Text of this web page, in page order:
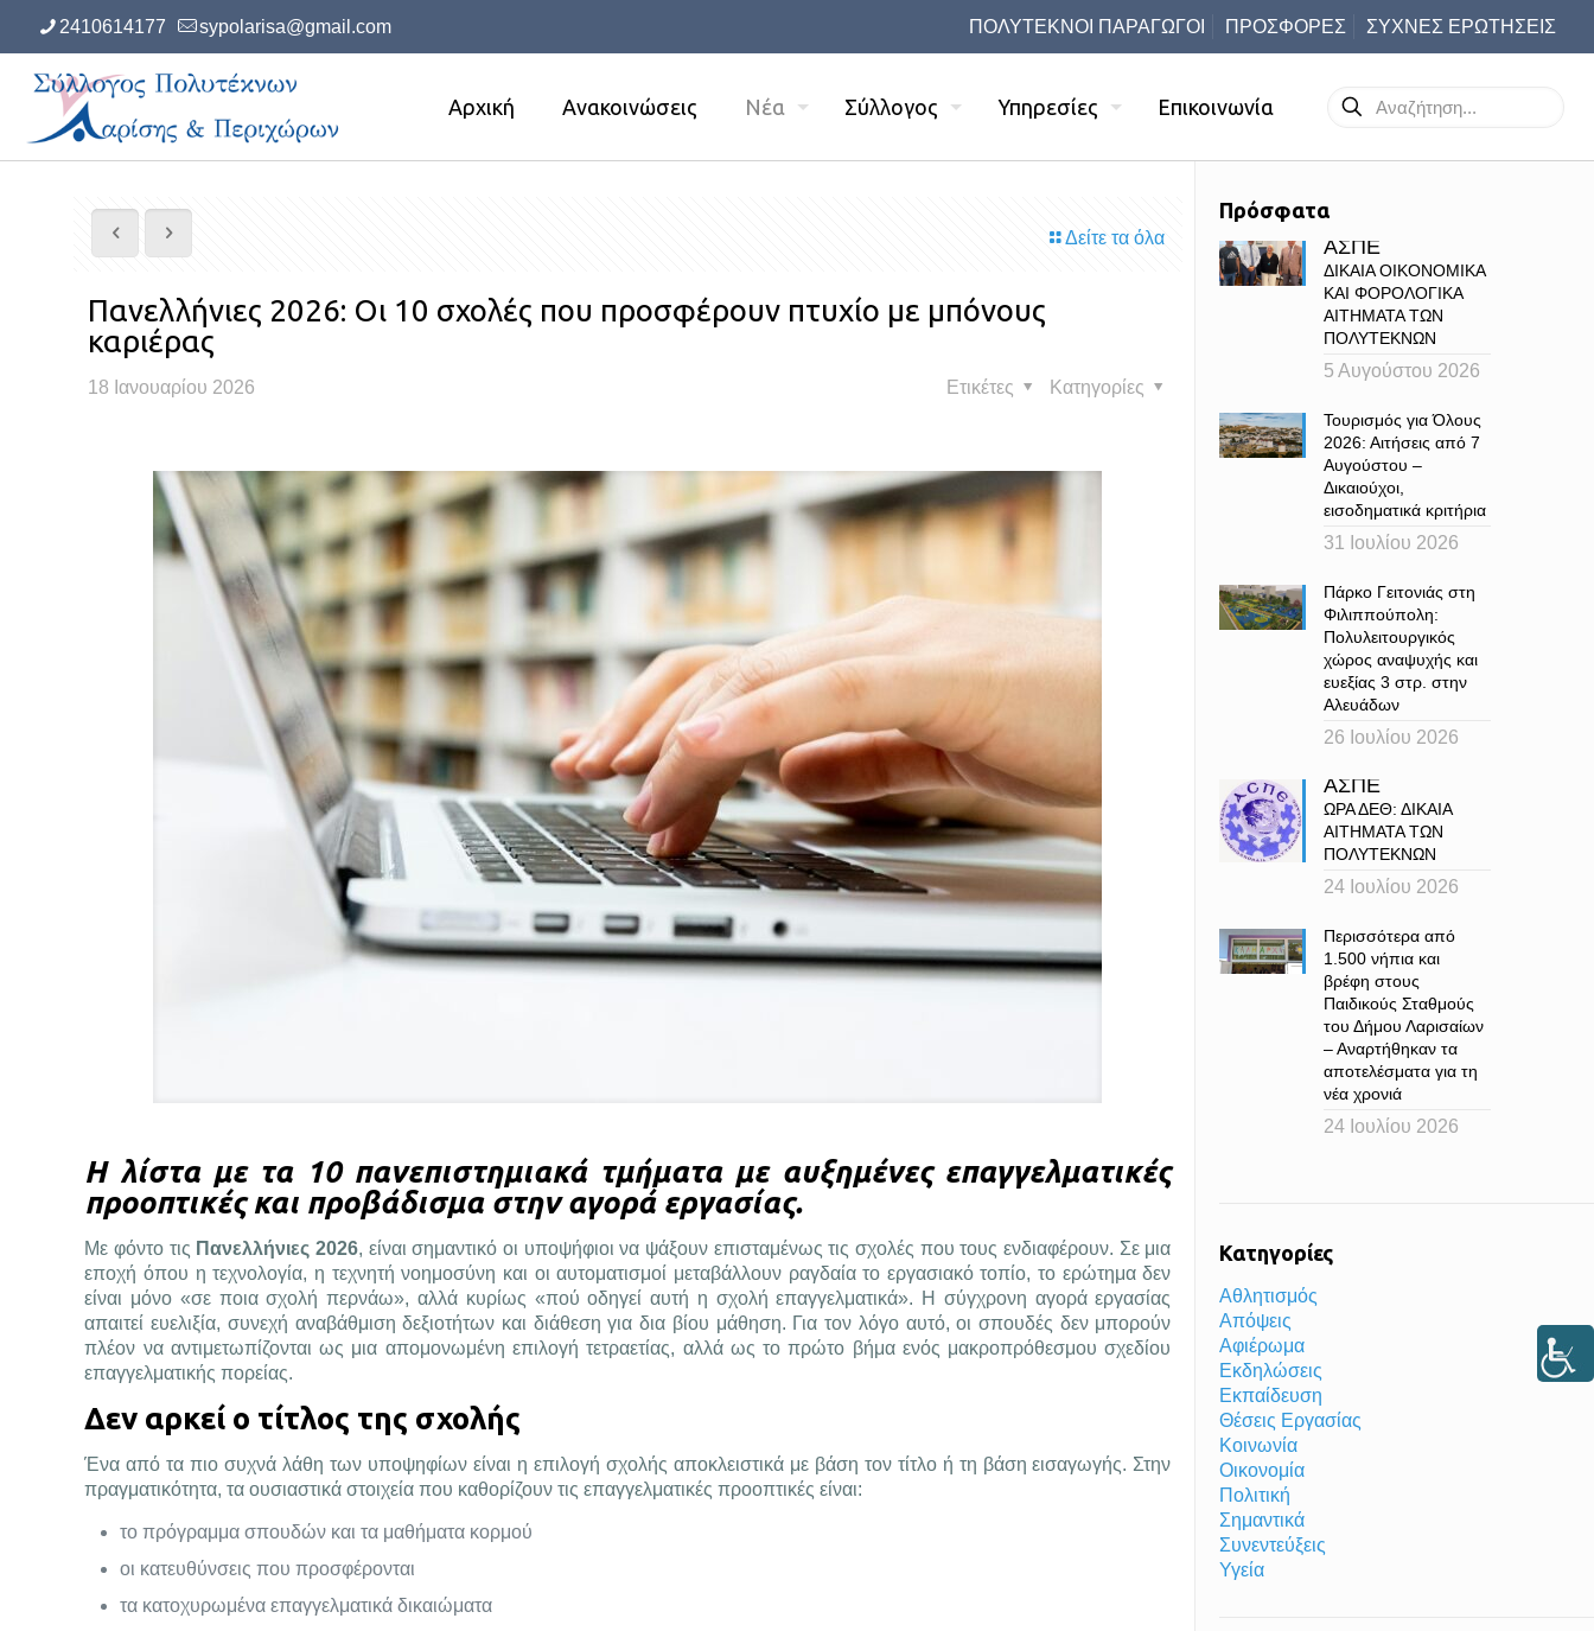
2410614177 sypolarisa@gmail.com ΠΟΛΥΤΕΚΝΟΙ ΠΑΡΑΓΩΓΟΙ ΠΡΟΣΦΟΡΕΣ ΣΥΧΝΕΣ ΕΡΩΤΗΣΕΙΣ
Αρχική Ανακοινώσεις Νέα Σύλλογος Υπηρεσίες Επικοινωνία
Δείτε τα όλα
Πανελλήνιες 2026: Οι 10 σχολές που προσφέρουν πτυχίο με μπόνους
καριέρας
18 Ιανουαρίου 2026 Κατηγορίες
Ετικέτες
Η λίστα με τα 10 πανεπιστημιακά τμήματα με αυξημένες επαγγελματικές
προοπτικές και προβάδισμα στην αγορά εργασίας.
Με φόντο τις Πανελλήνιες 2026, είναι σημαντικό οι υποψήφιοι να ψάξουν επισταμένως τις σχολές που τους ενδιαφέρουν. Σε μια
εποχή όπου η τεχνολογία, η τεχνητή νοημοσύνη και οι αυτοματισμοί μεταβάλλουν ραγδαία το εργασιακό τοπίο, το ερώτημα δεν
είναι μόνο «σε ποια σχολή περνάω», αλλά κυρίως «πού οδηγεί αυτή η σχολή επαγγελματικά». Η σύγχρονη αγορά εργασίας
απαιτεί ευελιξία, συνεχή αναβάθμιση δεξιοτήτων και διάθεση για δια βίου μάθηση. Για τον λόγο αυτό, οι σπουδές δεν μπορούν
πλέον να αντιμετωπίζονται ως μια απομονωμένη επιλογή τετραετίας, αλλά ως το πρώτο βήμα ενός μακροπρόθεσμου σχεδίου
επαγγελματικής πορείας.
Δεν αρκεί ο τίτλος της σχολής
Ένα από τα πιο συχνά λάθη των υποψηφίων είναι η επιλογή σχολής αποκλειστικά με βάση τον τίτλο ή τη βάση εισαγωγής. Στην
πραγματικότητα, τα ουσιαστικά στοιχεία που καθορίζουν τις επαγγελματικές προοπτικές είναι:
το πρόγραμμα σπουδών και τα μαθήματα κορμού
οι κατευθύνσεις που προσφέρονται
τα κατοχυρωμένα επαγγελματικά δικαιώματα
Πρόσφατα
ΑΣΠΕ
ΔΙΚΑΙΑ ΟΙΚΟΝΟΜΙΚΑ
ΚΑΙ ΦΟΡΟΛΟΓΙΚΑ
ΑΙΤΗΜΑΤΑ ΤΩΝ
ΠΟΛΥΤΕΚΝΩΝ
5 Αυγούστου 2026
Τουρισμός για Όλους
2026: Αιτήσεις από 7
Αυγούστου –
Δικαιούχοι,
εισοδηματικά κριτήρια
31 Ιουλίου 2026
Πάρκο Γειτονιάς στη
Φιλιππούπολη:
Πολυλειτουργικός
χώρος αναψυχής και
ευεξίας 3 στρ. στην
Αλευάδων
26 Ιουλίου 2026
ΑΣΠΕ
ΩΡΑ ΔΕΘ: ΔΙΚΑΙΑ
ΑΙΤΗΜΑΤΑ ΤΩΝ
ΠΟΛΥΤΕΚΝΩΝ
24 Ιουλίου 2026
Περισσότερα από
1.500 νήπια και
βρέφη στους
Παιδικούς Σταθμούς
του Δήμου Λαρισαίων
– Αναρτήθηκαν τα
αποτελέσματα για τη
νέα χρονιά
24 Ιουλίου 2026
Κατηγορίες
Αθλητισμός
Απόψεις
Αφιέρωμα
Εκδηλώσεις
Εκπαίδευση
Θέσεις Εργασίας
Κοινωνία
Οικονομία
Πολιτική
Σημαντικά
Συνεντεύξεις
Υγεία